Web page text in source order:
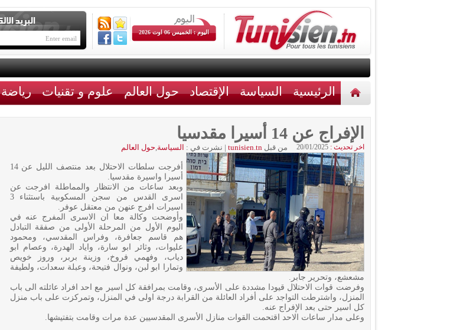
اليوم : الخميس 06 اوت 2026
الرئيسية السياسة الإقتصاد حول العالم علوم و تقنيات رياضة
اتصل بنا
الإفراج عن 14 أسيرا مقدسيا
اخر تحديث : 20/01/2025 من قبلtunisien.tn
| نشرت في : السياسة,حول العالم
أفرجت سلطات الاحتلال بعد منتصف الليل عن 14
أسيرا واسيرة مقدسيا.
وبعد ساعات من الانتظار والمماطلة افرجت عن
اسرى القدس من سجن المسكوبية باستثناء 3
اسيرات افرج عنهن من معتقل عوفر.
وأوضحت وكالة معا ان الاسرى المفرج عنه في
اليوم الأول من المرحلة الأولى من صفقة التبادل
هم قاسم جعافرة، وفراس المقدسي، ومحمود
عليوات، وثائر ابو سارة، واياد الهدرة، وعصام ابو
دياب، وفهمي فروخ، وزينة بربر، وروز خويص
وتمارا ابو لبن، ونوال فتيحة، وعبلة سعدات، ولطيفة
مشعشع، وتحرير جابر.
وفرضت قوات الاحتلال قيودا مشددة على الأسرى، وقامت بمرافقة كل اسير مع احد افراد عائلته الى باب
المنزل، واشترطت التواجد على أفراد العائلة من القرابة درجة اولى في المنزل، وتمركزت على باب منزل
كل اسير حتى بعد الإفراج عنه.
وعلى مدار ساعات الاحد اقتحمت القوات منازل الأسرى المقدسيين عدة مرات وقامت بتفتيشها.